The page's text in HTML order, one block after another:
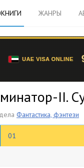
ЖАНРЫ
II.
Фантастика, фэнтези
01